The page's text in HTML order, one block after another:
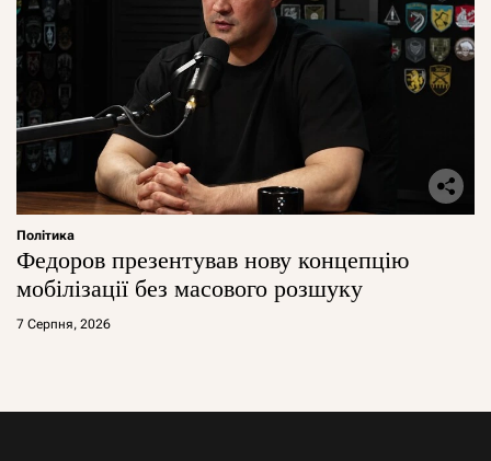
Політика
Федоров презентував нову концепцію
мобілізації без масового розшуку
7 Серпня, 2026